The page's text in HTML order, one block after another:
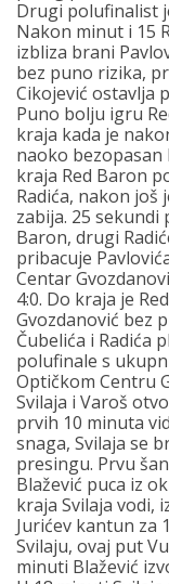
Drugi polufinalist
Nakon minut i 15
izbliza brani
bez puno rizika,
Cikojević ostavlja
Puno bolju igru
kraja kada je
naoko
kraja Red Baron
Radića, nakon još
zabija. 25 sekundi
Baron, drugi
pribacuje
Centar
4:0. Do kraja je
Gvozdanović bez
Čubelića i Radića
polufinale s
Optičkom Centru
Svilaja i Varoš
prvih 10 minuta
snaga, Svilaja se
presingu. Prvu
Blažević puca iz
kraja Svilaja vodi,
Jurićev kantun za
Svilaju, ovaj put
minuti Blažević